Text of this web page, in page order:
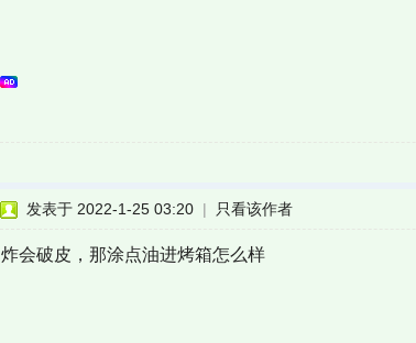
发表于 2022-1-25 03:20 | 只看该作者
炸会破皮，那涂点油进烤箱怎么样